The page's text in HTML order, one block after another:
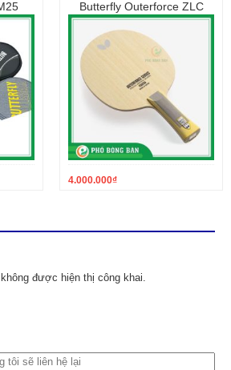
Butterfly Outerforce ZLC
4.000.000₫
được hiện thị công khai.